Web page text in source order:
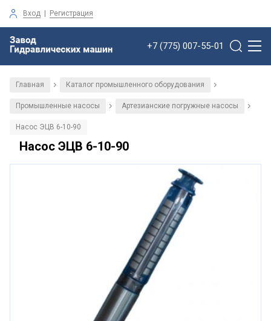
Вход | Регистрация
+7 (775) 007-55-01
Главная / Каталог промышленного оборудования /
Промышленные насосы / Артезианские погружные насосы /
Насос ЭЦВ 6-10-90
Насос ЭЦВ 6-10-90